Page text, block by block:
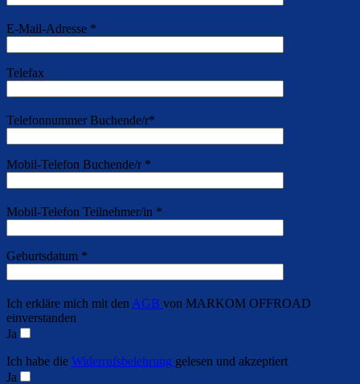
E-Mail-Adresse *
Telefax
Telefonnummer Buchende/r*
Mobil-Telefon Buchende/r *
Mobil-Telefon Teilnehmer/in *
Geburtsdatum *
Ich erkläre mich mit den AGB von MARKOM OFFROAD
einverstanden
Ja
Ich habe die Widerrufsbelehrung gelesen und akzeptiert
Ja